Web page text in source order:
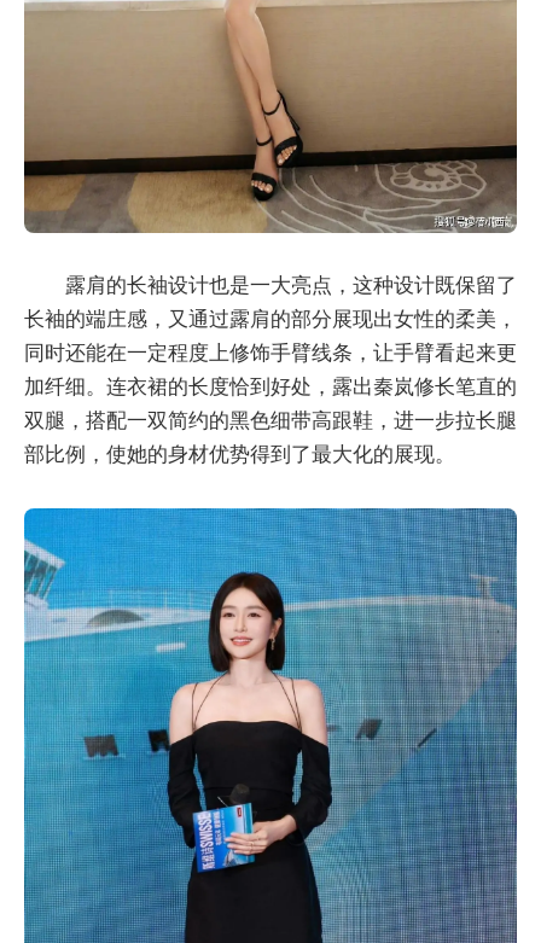
露肩的长袖设计也是一大亮点，这种设计既保留了
长袖的端庄感，又通过露肩的部分展现出女性的柔美，
同时还能在一定程度上修饰手臂线条，让手臂看起来更
加纤细。连衣裙的长度恰到好处，露出秦岚修长笔直的
双腿，搭配一双简约的黑色细带高跟鞋，进一步拉长腿
部比例，使她的身材优势得到了最大化的展现。